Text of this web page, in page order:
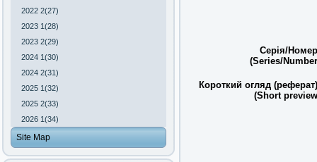
2022 2(27)
2023 1(28)
2023 2(29)
2024 1(30)
2024 2(31)
2025 1(32)
2025 2(33)
2026 1(34)
Site Map
Серія/
(Series/
Короткий огляд
(Short